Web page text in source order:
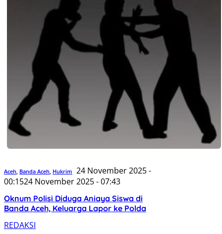
Aceh Banda Aceh Hukrim 24 November 2025 -
00:1524 November 2025 - 07:43
‎Oknum Polisi Diduga Aniaya Siswa di
Banda Aceh, Keluarga Lapor ke Polda
REDAKSI